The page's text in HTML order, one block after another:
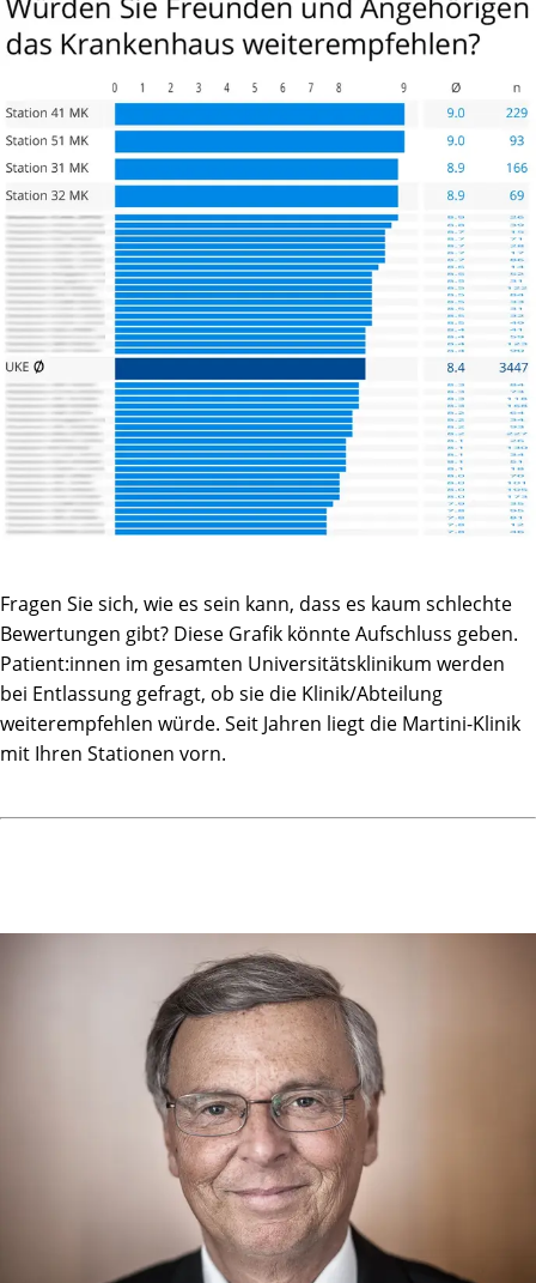
Insgesamt war ich mit meinem Aufenthalt hier sehr
Unglaublich gut empfand ich die Empathie & das
Teamwork angefangen vom Empfang (stellvertretend
dafür: Frau Sabisch, meinen behandelnden Ärztinnen/
Ärzten (stellvertretend dafür: Frau Dr. Kiehn, Frau Dr. Kühl,
Herr Dr. Stelzl) und dem Pflegepersonal (stellvertretend
dafür: Schwestern Svetlana, Sandra, Azra, Maria & die
Pfleger Adrian, Rocco, Dirk).
Freundlichkeit, Professionalität und auch die Zeit für das
Gespräch sind top in der Martini-Klinik.
Erwähnen möchte ich auch das Psycho-Onko-Team um
Herrn Krüger, das einen tollen & sehr einfühlsamen Job
macht, beeindruckend in diesem so sensiblen Bereich.
Auch die Damen von der Sozialbetreuung (u.a. AHB) sind
freundlich, hilfsbereit & wissen definitiv was sie tun.
Und letztlich auch die Mitarbeiterinnen/Mitarbeiter der
Essensausgabe & der Zimmerreinigung sind freundlich &
Alles in allem ist die Martini-Klinik für mich ein hoch
professionelles & sehr gut strukturiertes Haus, das ich so
noch nirgendwo erlebt habe, man fühlt vom ersten
Moment an wohl, angenommen & über all in sehr guten
Händen.
Es fühlt sich auch nicht an wie ein Krankenhaus wenn
"Gesundheitshotel".
jeden Fall weiter so.
Fragen Sie sich, wie es sein kann, dass es kaum schlechte
Bewertungen gibt? Diese Grafik könnte Aufschluss geben.
Patient:innen im gesamten Universitätsklinikum werden
bei Entlassung gefragt, ob sie die Klinik/Abteilung
weiterempfehlen würde. Seit Jahren liegt die Martini-Klinik
mit Ihren Stationen vorn.